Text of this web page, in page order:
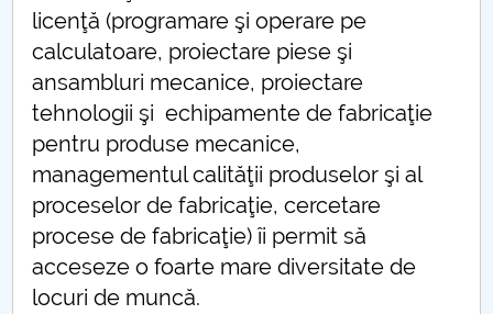
licenţă (programare şi operare pe
calculatoare, proiectare piese şi
ansambluri mecanice, proiectare
tehnologii şi echipamente de fabricaţie
pentru produse mecanice,
managementul calităţii produselor şi al
proceselor de fabricaţie, cercetare
procese de fabricaţie) îi permit să
acceseze o foarte mare diversitate de
locuri de muncă.